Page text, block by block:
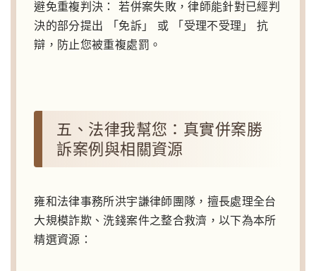
避免重複判決：
若併案失敗，律師能針對已經判
決的部分提出 「免訴」 或 「受理不受理」 抗
辯，防止您被重複處罰。
五、法律我幫您：真實併案勝
訴案例與相關資源
雍和法律事務所洪宇謙律師團隊，擅長處理全台
大規模詐欺、洗錢案件之整合救濟，以下為本所
精選資源：